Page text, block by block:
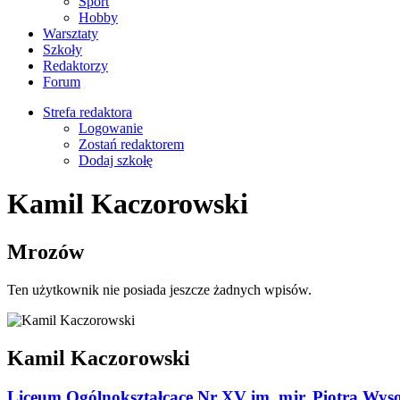
Hobby
Warsztaty
Szkoły
Redaktorzy
Forum
Strefa redaktora
Logowanie
Zostań redaktorem
Dodaj szkołę
Kamil Kaczorowski
Mrozów
Ten użytkownik nie posiada jeszcze żadnych wpisów.
Kamil Kaczorowski